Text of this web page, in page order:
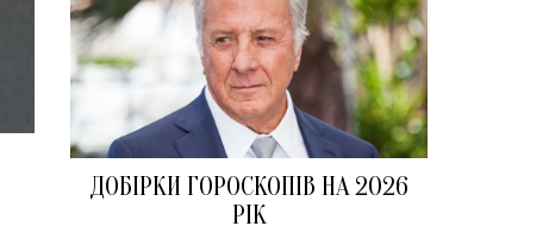
ДОБІРКИ ГОРОСКОПІВ НА 2026
РІК